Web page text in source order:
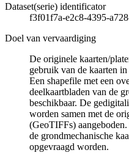
Dataset(serie) identificator
f3f01f7a-e2c8-4395-
Doel van vervaardiging
De originele kaarten/
gebruik van de kaarten
Een shapefile met een
deelkaartbladen van de
beschikbaar. De
worden samen met de
(GeoTIFFs)
de grondmechanische
opgevraagd worden.